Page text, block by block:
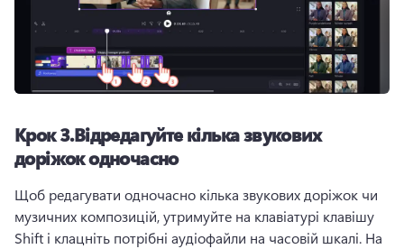
Крок 3.Відредагуйте кілька звукових
доріжок одночасно
Щоб редагувати одночасно кілька звукових доріжок чи
музичних композицій, утримуйте на клавіатурі клавішу
Shift і клацніть потрібні аудіофайли на часовій шкалі.